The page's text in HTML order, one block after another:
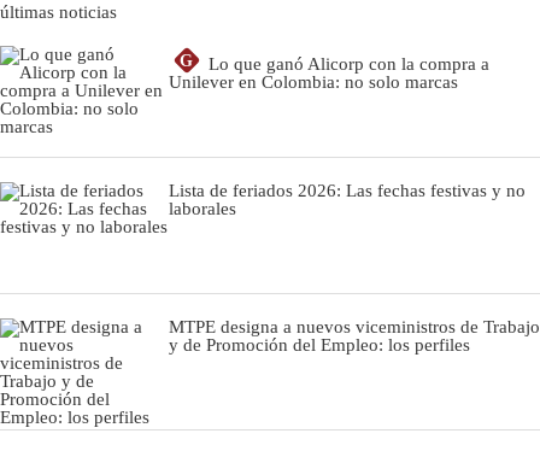
últimas noticias
G
Lo que ganó Alicorp con la compra a
Unilever en Colombia: no solo marcas
Lista de feriados 2026: Las fechas festivas y no
laborales
MTPE designa a nuevos viceministros de Trabajo
y de Promoción del Empleo: los perfiles